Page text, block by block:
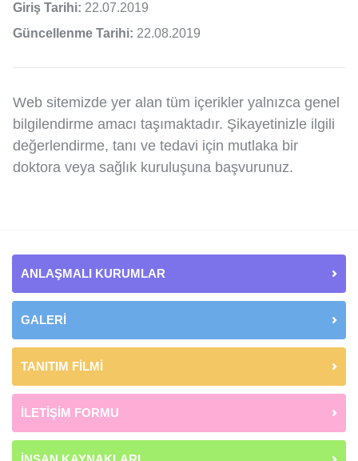
Giriş Tarihi: 22.07.2019
Güncellenme Tarihi: 22.08.2019
Web sitemizde yer alan tüm içerikler yalnızca genel
bilgilendirme amacı taşımaktadır. Şikayetinizle ilgili
değerlendirme, tanı ve tedavi için mutlaka bir
doktora veya sağlık kuruluşuna başvurunuz.
ANLAŞMALI KURUMLAR
GALERİ
TANITIM FİLMİ
İLETİŞİM FORMU